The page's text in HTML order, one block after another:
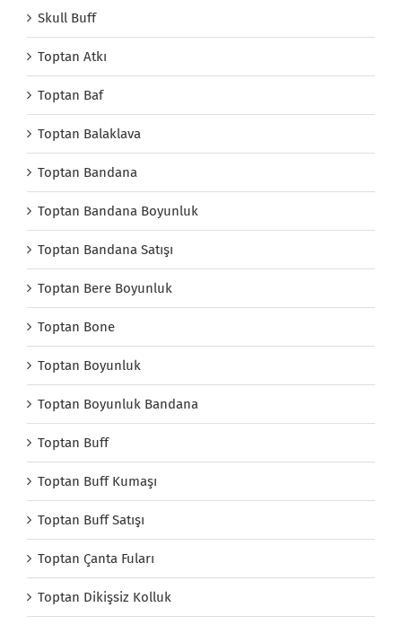
Skull Buff
Toptan Atkı
Toptan Baf
Toptan Balaklava
Toptan Bandana
Toptan Bandana Boyunluk
Toptan Bandana Satışı
Toptan Bere Boyunluk
Toptan Bone
Toptan Boyunluk
Toptan Boyunluk Bandana
Toptan Buff
Toptan Buff Kumaşı
Toptan Buff Satışı
Toptan Çanta Fuları
Toptan Dikişsiz Kolluk